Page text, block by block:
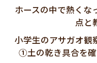
ホースの中で熱く
点と
小学生のアサガオ
①土の乾き具合を